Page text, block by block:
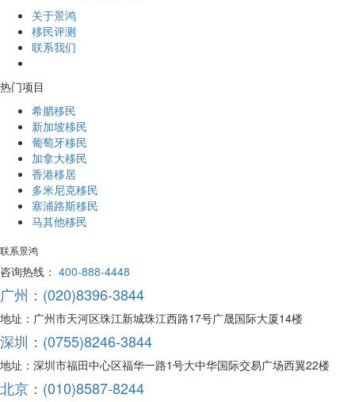
关于景鸿
移民评测
联系我们
热门项目
希腊移民
新加坡移民
葡萄牙移民
加拿大移民
香港移居
多米尼克移民
塞浦路斯移民
马其他移民
联系景鸿
咨询热线： 400-888-4448
广州：(020)8396-3844
地址：广州市天河区珠江新城珠江西路17号广晟国际大厦14楼
深圳：(0755)8246-3844
地址：深圳市福田中心区福华一路1号大中华国际交易广场西翼22楼
北京：(010)8587-8244